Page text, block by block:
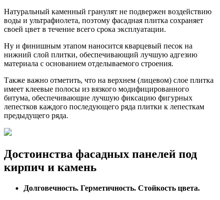
Натуральный каменный гранулят не подвержен воздействию
воды и ультрафиолета, поэтому фасадная плитка сохраняет
своей цвет в течение всего срока эксплуатации.
Ну и финишным этапом наносится кварцевый песок на
нижний слой плитки, обеспечивающий лучшую адгезию
материала с основанием отделываемого строения.
Также важно отметить, что на верхнем (лицевом) слое плитка
имеет клеевые полосы из вязкого модифицированного
битума, обеспечивающие лучшую фиксацию фигурных
лепестков каждого последующего ряда плитки к лепесткам
предыдущего ряда.
Достоинства фасадных панелей под
кирпич и камень
Долговечность. Герметичность. Стойкость цвета.